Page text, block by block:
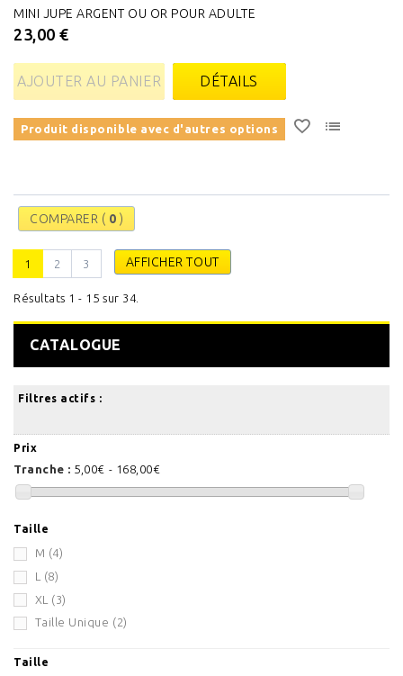
MINI JUPE ARGENT OU OR POUR ADULTE
23,00 €
AJOUTER AU PANIER DÉTAILS
Produit disponible avec d'autres options
COMPARER ( 0 )
AFFICHER TOUT
1 2 3
Résultats 1 - 15 sur 34.
CATALOGUE
Filtres actifs :
Prix
Tranche : 5,00€ - 168,00€
Taille
M (4)
L (8)
XL (3)
Taille Unique (2)
Taille